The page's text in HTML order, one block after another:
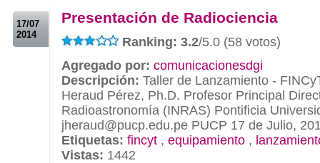
17/07
2014
Presentación de Radiociencia
Ranking: 3.2/5.0 (58 votos)
Agregado por: comunicacionesdgi
Descripción: Taller de Lanzamiento -
Heraud Pérez, Ph.D. Profesor Principal
Radioastronomía (INRAS) Pontificia
jheraud@pucp.edu.pe PUCP 17 de Julio,
Etiquetas: fincyt , equipamiento ,
Vistas: 1442